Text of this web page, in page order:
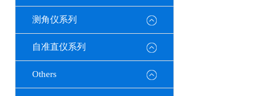
测角仪系列
自准直仪系列
Others